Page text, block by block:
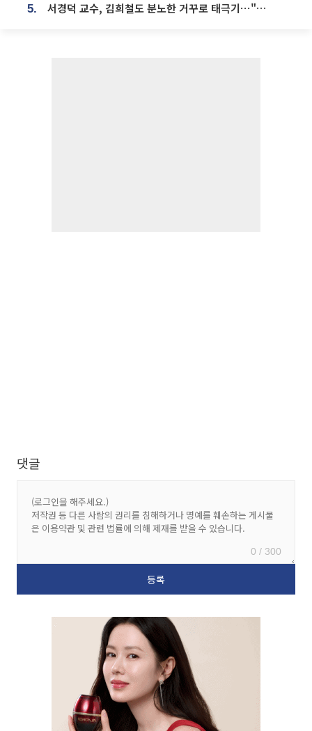
5. 서경덕 교수, 김희철도 분노한 거꾸로 태극기⋯"엉터리는 아냐, 아쉬울 뿐"
댓글
0 / 300